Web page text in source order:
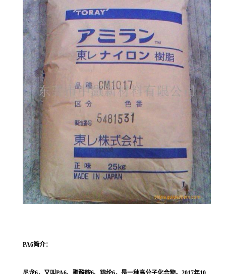
PA6简介：